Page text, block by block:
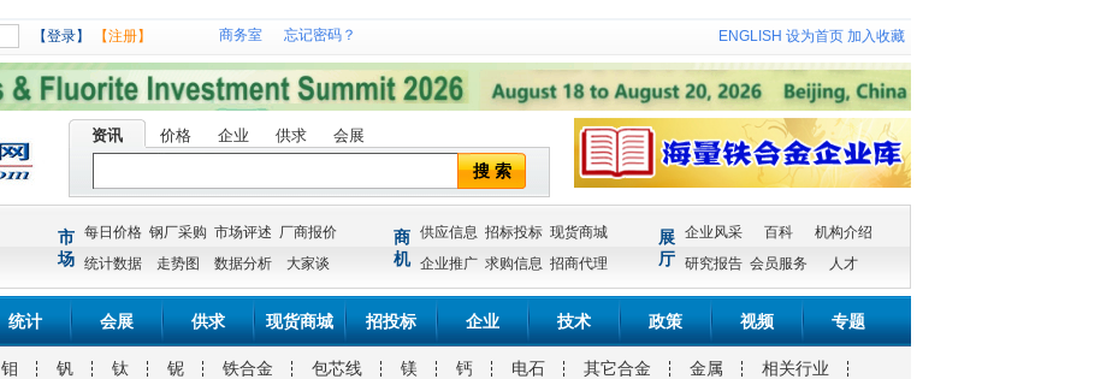
【登录】 【注册】 商务室 忘记密码？ ENGLISH 设为首页 加入收藏
资讯 价格 企业 供求 会展
搜 索
市
场
每日价格 钢厂采购 市场评述 厂商报价
统计数据
走势图 数据分析 大家谈
商
机
供应信息 招标投标 现货商城
企业推广 求购信息 招商代理
展
厅
企业风采 百科
机构介绍
研究报告 会员服务 人才
统计 会展 供求 现货商城 招投标 企业 技术 政策 视频 专题
钼 钒 钛 铌 铁合金 包芯线 镁 钙 电石 其它合金 金属 相关行业